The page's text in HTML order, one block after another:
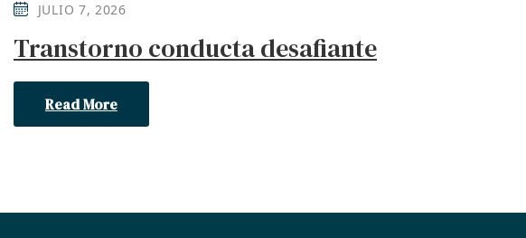
JULIO 7, 2026
Transtorno conducta desafiante
Read More